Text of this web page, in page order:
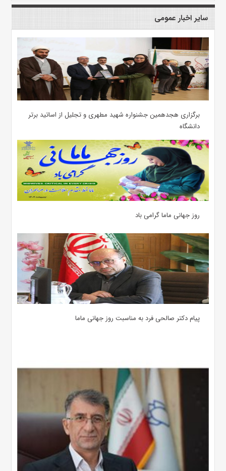
سایر اخبار عمومی
برگزاری هجدهمین جشنواره شهید مطهری و تجلیل از اساتید برتر
دانشگاه
روز جهانی ماما گرامی باد
پیام دکتر صالحی فرد به مناسبت روز جهانی ماما